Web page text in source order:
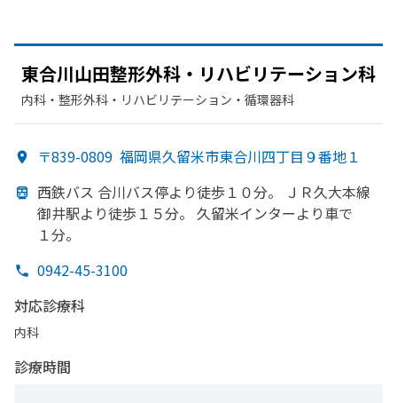
東合川山田整形外科・リハビリテーション科
内科・​整形外科・​リハビリテーション・​循環器科
〒839-0809 福岡県久留米市東合川四丁目９番地１
西鉄バス 合川バス停より徒歩１０分。
ＪＲ久大本線
御井駅より徒歩１５分。 久留米インターより車で
１分。
0942-45-3100
対応診療科
内科
診療時間